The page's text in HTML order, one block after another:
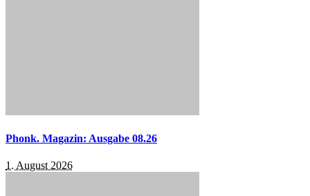
Phonk. Magazin: Ausgabe 08.26
1. August 2026